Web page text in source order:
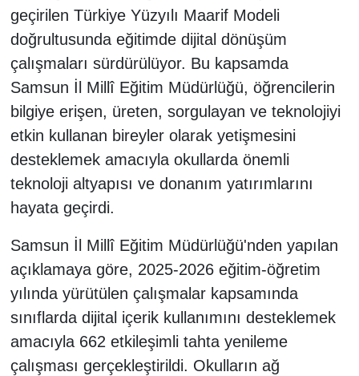
geçirilen Türkiye Yüzyılı Maarif Modeli
doğrultusunda eğitimde dijital dönüşüm
çalışmaları sürdürülüyor. Bu kapsamda
Samsun İl Millî Eğitim Müdürlüğü, öğrencilerin
bilgiye erişen, üreten, sorgulayan ve teknolojiyi
etkin kullanan bireyler olarak yetişmesini
desteklemek amacıyla okullarda önemli
teknoloji altyapısı ve donanım yatırımlarını
hayata geçirdi.
Samsun İl Millî Eğitim Müdürlüğü'nden yapılan
açıklamaya göre, 2025-2026 eğitim-öğretim
yılında yürütülen çalışmalar kapsamında
sınıflarda dijital içerik kullanımını desteklemek
amacıyla 662 etkileşimli tahta yenileme
çalışması gerçekleştirildi. Okulların ağ